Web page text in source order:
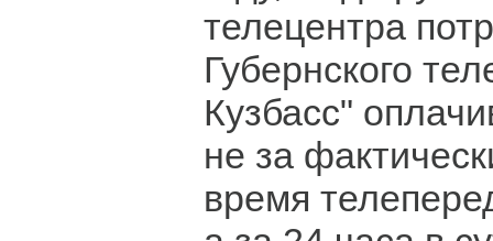
телецентра
Губернского
Кузбасс"
не за
время